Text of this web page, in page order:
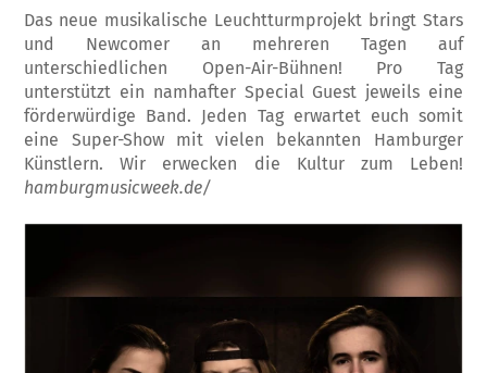
Das neue musikalische Leuchtturmprojekt bringt Stars
und Newcomer an mehreren Tagen auf
unterschiedlichen Open-Air-Bühnen! Pro Tag
unterstützt ein namhafter Special Guest jeweils eine
förderwürdige Band. Jeden Tag erwartet euch somit
eine Super-Show mit vielen bekannten Hamburger
Künstlern. Wir erwecken die Kultur zum Leben!
hamburgmusicweek.de/